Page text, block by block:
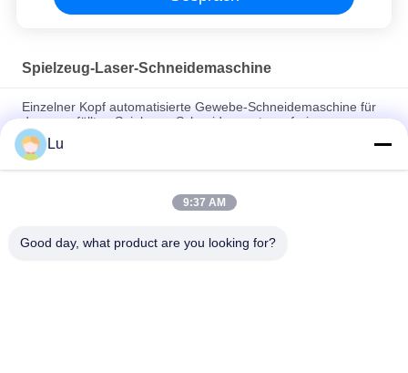
Spielzeug-Laser-Schneidemaschine
Einzelner Kopf automatisierte Gewebe-Schneidemaschine für
den angefüllten Spielzeug-Schneider wartungsfrei
Plüsch-Gewebe-Laser-Schneidemaschine mit Berufssteuer-
Software
Hochgeschwindigkeitslaser-Schneidemaschine für niedrigen
Lu
9:37 AM
Good day, what product are you looking for?